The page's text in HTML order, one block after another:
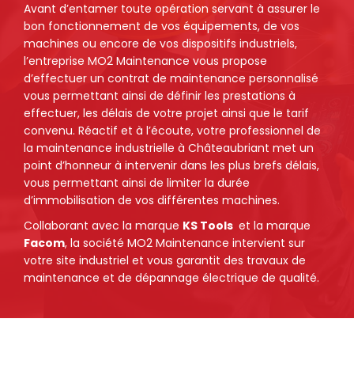
Avant d’entamer toute opération servant à assurer le
bon fonctionnement de vos équipements, de vos
machines ou encore de vos dispositifs industriels,
l’entreprise MO2 Maintenance vous propose
d’effectuer un contrat de maintenance personnalisé
vous permettant ainsi de définir les prestations à
effectuer, les délais de votre projet ainsi que le tarif
convenu. Réactif et à l’écoute, votre professionnel de
la maintenance industrielle à Châteaubriant met un
point d’honneur à intervenir dans les plus brefs délais,
vous permettant ainsi de limiter la durée
d’immobilisation de vos différentes machines.
Collaborant avec la marque KS Tools et la marque
Facom, la société MO2 Maintenance intervient sur
votre site industriel et vous garantit des travaux de
maintenance et de dépannage électrique de qualité.